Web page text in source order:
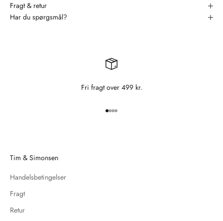
Fragt & retur
Har du spørgsmål?
Fri fragt over 499 kr.
Gå til element 1
Gå til element 2
Gå til element 3
Gå til element 4
Tim & Simonsen
Handelsbetingelser
Fragt
Retur